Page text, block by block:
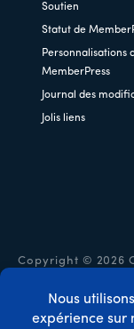
Soutien
Statut de
Personnalisations
MemberPress
Journal des
Jolis liens
Copyright © 2026
Politique de
générales